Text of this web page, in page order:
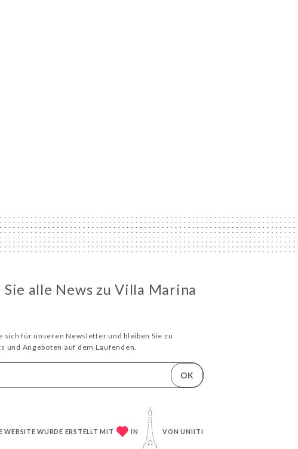
Sie alle News zu Villa Marina
sich für unseren Newsletter und bleiben Sie zu
und Angeboten auf dem Laufenden.
OK
WEBSITE WURDE ERSTELLT MIT IN VONUNIITI